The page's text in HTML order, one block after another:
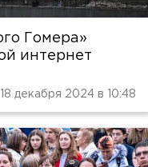
Гомера»
интернет
18 декабря 2024 в 10:48